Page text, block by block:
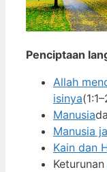
Penciptaan
Allah
isinya
Manusia
Manusia
Kain dan
Keturunan